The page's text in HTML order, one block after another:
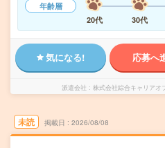
年齢層
20代
30代
気になる! 応募へ
派遣会社 株式会社綜合キャリアオ
未読 掲載日 2026/08/08